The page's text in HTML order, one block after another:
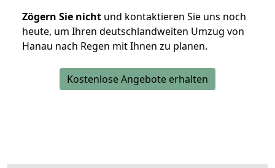
Zögern Sie nicht und kontaktieren Sie uns noch
heute, um Ihren deutschlandweiten Umzug von
Hanau nach Regen mit Ihnen zu planen.
Kostenlose Angebote erhalten